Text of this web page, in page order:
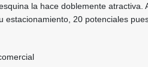
la hace doblemente
estacionamiento, 20 potenciales